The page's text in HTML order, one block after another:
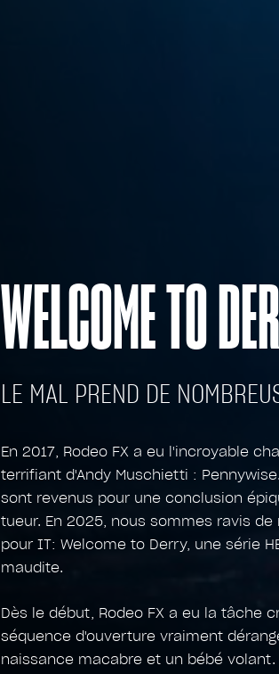
WELCOME TO
LE MAL PREND DE
En 2017, Rodeo FX a eu l'incroyable
terrifiant d'Andy Muschietti :
sont revenus pour une conclusion
tueur. En 2025, nous sommes ravis
pour IT: Welcome to Derry, une série
maudite.
Dès le début, Rodeo FX a eu la tâche
séquence d'ouverture vraiment
naissance macabre et un bébé